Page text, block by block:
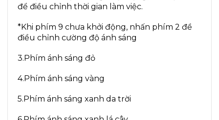
để điều chỉnh thời gian làm việc.
*Khi phím 9 chưa khởi động, nhấn phím 2 đề
điều chỉnh cường độ ánh sáng
3.Phím ánh sáng đỏ
4.Phím ánh sáng vàng
5.Phím ánh sáng xanh da trời